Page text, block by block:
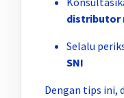
distributor
Selalu
SNI
Dengan tips ini,